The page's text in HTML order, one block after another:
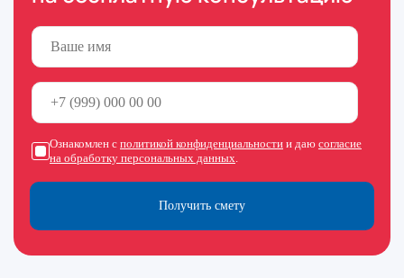
Получить смету
Ознакомлен с политикой конфиденциальности и даю согласие
на обработку персональных данных.